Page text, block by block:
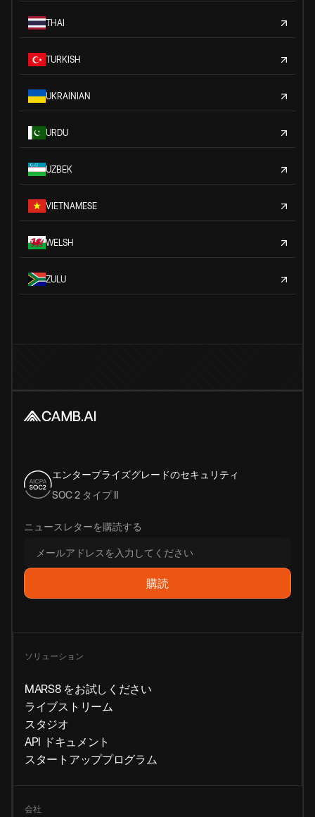
THAI
TURKISH
UKRAINIAN
URDU
UZBEK
VIETNAMESE
WELSH
ZULU
エンタープライズグレードのセキュリティ
SOC 2 タイプ II
ニュースレターを購読する
ソリューション
MARS8 をお試しください
ライブストリーム
スタジオ
API ドキュメント
スタートアッププログラム
会社